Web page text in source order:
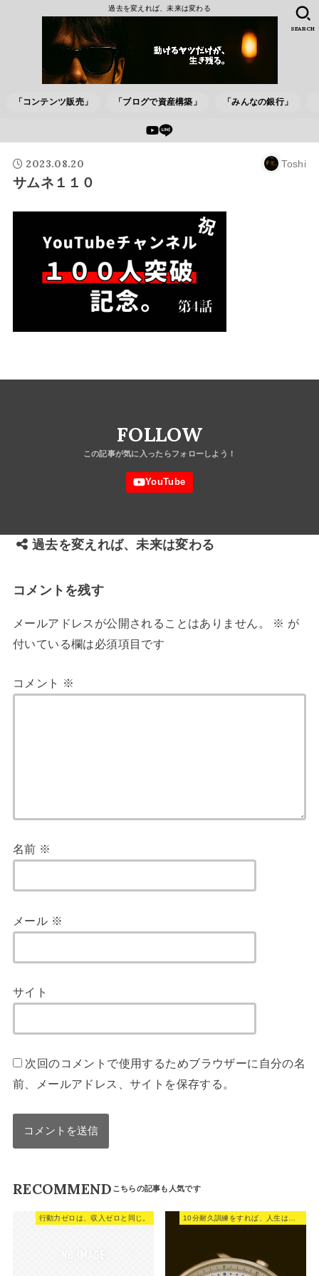
過去を変えれば、未来は変わる
「コンテンツ販売」 「ブログで資産構築」 「みんなの銀行」
SEARCH
2023.08.20 Toshi
サムネ１１０
FOLLOW
過去を変えれば、未来は変わる
コメントを残す
メールアドレスが公開されることはありません。 ※ が
付いている欄は必須項目です
コメント ※
名前 ※
メール ※
サイト
次回のコメントで使用するためブラウザーに自分の名
前、メールアドレス、サイトを保存する。
RECOMMEND
行動力ゼロは、収入ゼロと同じ。